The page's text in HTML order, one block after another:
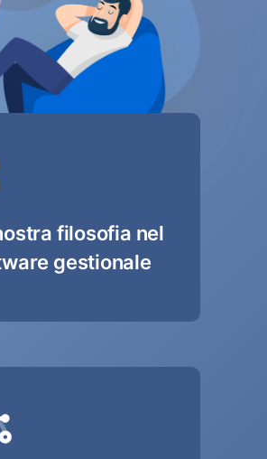
filosofia nel
gestionale